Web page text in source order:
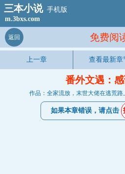
三本小说 手机版
m.3bxs.com
免费阅
返回
上一章 查看最新章
番外文遇：
作品：全家流放，末世大佬在逃荒路
如果本章错误，请点击
文遇